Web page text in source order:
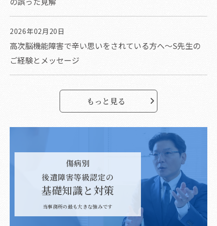
2026年02月20日
高次脳機能障害で辛い思いをされている方へ～S先生の
ご経験とメッセージ
もっと見る
傷病別
後遺障害等級認定の
基礎知識と対策
当事務所の最も大きな強みです